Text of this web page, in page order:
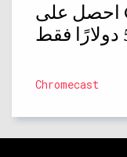
احصل على Google Chromecast Ultra
Chromecast